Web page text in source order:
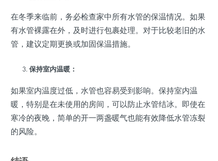
在冬季来临前，务必检查家中所有水管的保温情况。如果
有水管裸露在外，及时进行包裹处理。对于比较老旧的水
管，建议定期更换或加固保温措施。
保持室内温暖：
如果室内温度过低，水管也容易受到影响。保持室内温
暖，特别是在未使用的房间，可以防止水管结冰。即使在
寒冷的夜晚，简单的开一两盏暖气也能有效降低水管冻裂
的风险。